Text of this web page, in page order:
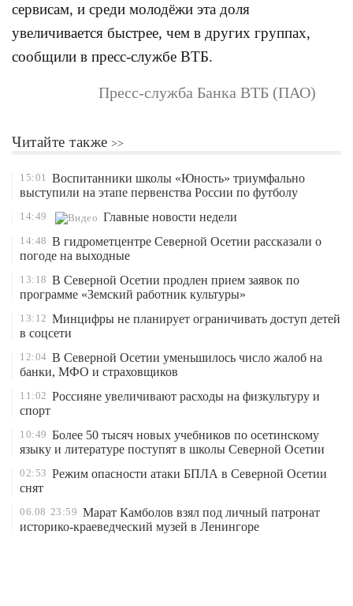
сервисам, и среди молодёжи эта доля
увеличивается быстрее, чем в других группах,
сообщили в пресс-службе ВТБ.
Пресс-служба Банка ВТБ (ПАО)
Читайте также
15:01 Воспитанники школы «Юность» триумфально
выступили на этапе первенства России по футболу
14:49 Главные новости недели
14:48 В гидрометцентре Северной Осетии рассказали о
погоде на выходные
13:18 В Северной Осетии продлен прием заявок по
программе «Земский работник культуры»
13:12 Минцифры не планирует ограничивать доступ детей
в соцсети
12:04 В Северной Осетии уменьшилось число жалоб на
банки, МФО и страховщиков
11:02 Россияне увеличивают расходы на физкультуру и
спорт
10:49 Более 50 тысяч новых учебников по осетинскому
языку и литературе поступят в школы Северной Осетии
02:53 Режим опасности атаки БПЛА в Северной Осетии
снят
06.08 23:59 Марат Камболов взял под личный патронат
историко-краеведческий музей в Ленингоре